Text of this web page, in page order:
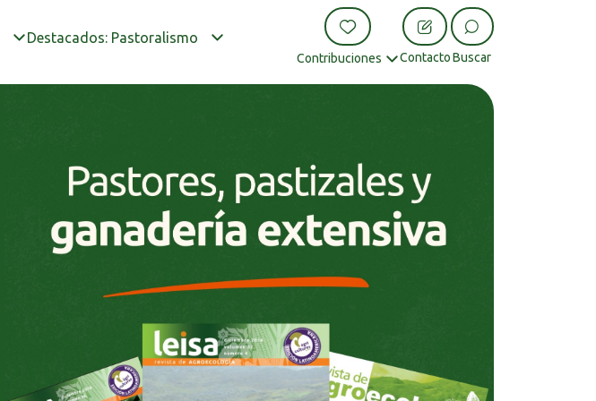
Destacados: Pastoralismo
Contribuciones Contacto Buscar